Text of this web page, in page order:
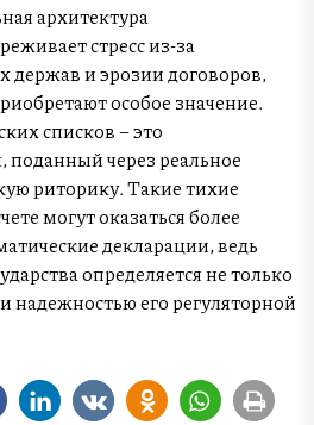
архитектура
стресс из-за
держав и эрозии договоров,
особое значение.
списков – это
поданный через реальное
риторику. Такие тихие
могут оказаться более
декларации, ведь
определяется не только
надежностью его регуляторной